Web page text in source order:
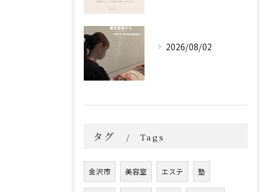
2026/08/02
タグ Tags
金沢市 美容室 エステ 塾